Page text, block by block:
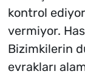
kontrol
vermiyor.
Bizimkilerin
evrakları